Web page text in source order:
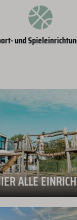
und
ALLE